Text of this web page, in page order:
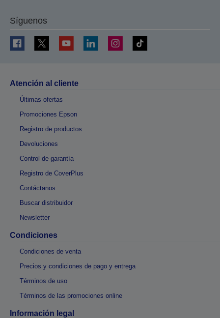
Síguenos
Atención al cliente
Últimas ofertas
Promociones Epson
Registro de productos
Devoluciones
Control de garantía
Registro de CoverPlus
Contáctanos
Buscar distribuidor
Newsletter
Condiciones
Condiciones de venta
Precios y condiciones de pago y entrega
Términos de uso
Términos de las promociones online
Información legal